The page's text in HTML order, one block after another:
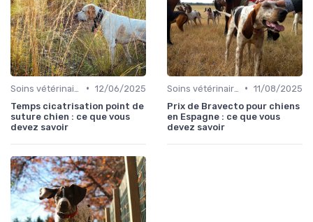
• 12/06/2025
Temps cicatrisation point de
suture chien : ce que vous
devez savoir
• 11/08/2025
Prix de Bravecto pour chiens
en Espagne : ce que vous
devez savoir